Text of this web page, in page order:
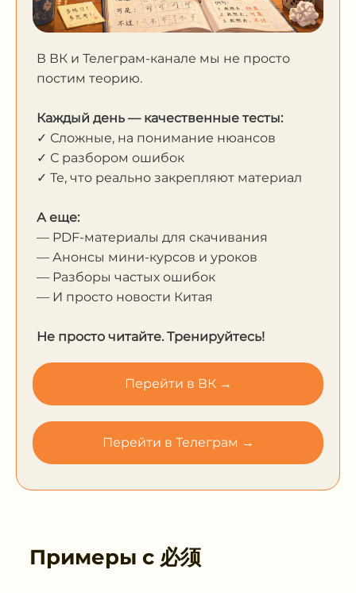
В ВК и Телеграм-канале мы не просто
постим теорию.
Каждый день — качественные тесты:
✓ Сложные, на понимание нюансов
✓ С разбором ошибок
✓ Те, что реально закрепляют материал
А еще:
— PDF-материалы для скачивания
— Анонсы мини-курсов и уроков
— Разборы частых ошибок
— И просто новости Китая
Не просто читайте. Тренируйтесь!
Перейти в ВК →
Перейти в Телеграм →
Примеры с 必须